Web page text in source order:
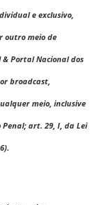
e exclusivo,
outro meio de
& Portal Nacional dos
broadcast,
meio, inclusive
art. 29, I, da Lei